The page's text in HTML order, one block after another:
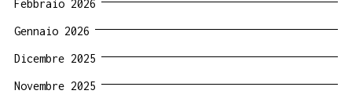
Febbraio 2026
Gennaio 2026
Dicembre 2025
Novembre 2025